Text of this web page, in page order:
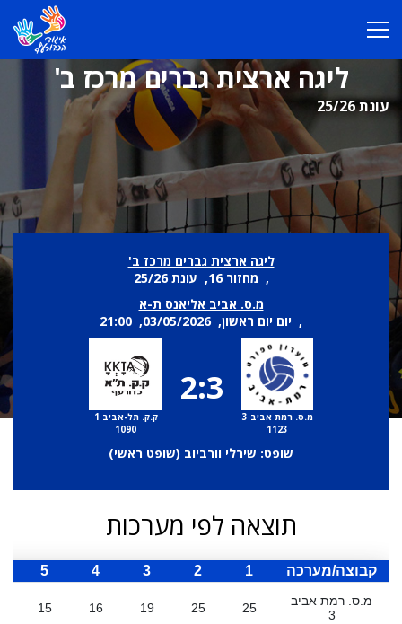
ליגה ארצית גברים מרכז ב'
עונת 25/26
ליגה ארצית גברים מרכז ב'
, מחזור 16, עונת 25/26
מ.ס. אביב אליאנס ת-א
, יום יום ראשון, 03/05/2026, 21:00
מ.ס. רמת אביב 3
1123
2:3
ק.ק. תל-אביב 1
1090
שופט: שירלי וורביוב (שופט ראשי)
תוצאה לפי מערכות
קבוצה/מערכה 1
2
3
4
5
מ.ס. רמת אביב
3
25
25
19
16
15